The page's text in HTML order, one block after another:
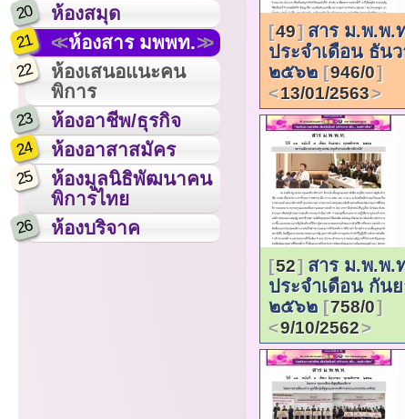
20 ห้องสมุด
21 ห้องสาร มพพท.
22
ห้องเสนอแนะคน
พิการ
23 ห้องอาชีพ/ธุรกิจ
24 ห้องอาสาสมัคร
25
ห้องมูลนิธิพัฒนาคน
พิการไทย
26 ห้องบริจาค
49
สาร ม.พ.พ.
ประจำเดือน ธัน
๒๕๖๒
946/0
13/01/2563
52
สาร ม.พ.พ.
ประจำเดือน กัน
๒๕๖๒
758/0
9/10/2562